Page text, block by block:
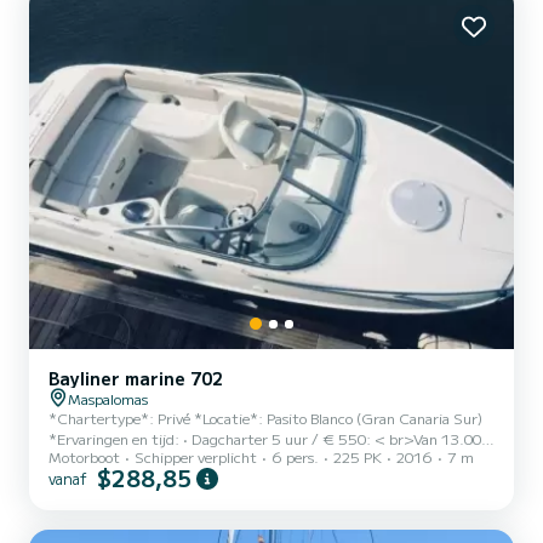
Bayliner marine 702
Maspalomas
*Chartertype*: Privé *Locatie*: Pasito Blanco (Gran Canaria Sur)
*Ervaringen en tijd: • Dagcharter 5 uur / € 550: < br>Van 13.00
tot 18.00 uur Vertrek vanuit de haven van Pasito Blanco naar Anfi
Bay (inclusief benzine) * Zonsondergangervaring 2:30 uur / € 250:
Motorboot Schipper verplicht 6 pers. 225 PK 2016 7 m
vanaf $288,85